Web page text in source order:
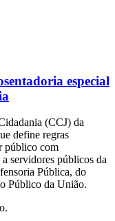
especial
(CCJ) da
define regras
público com
servidores públicos da
Pública, do
Público da União.